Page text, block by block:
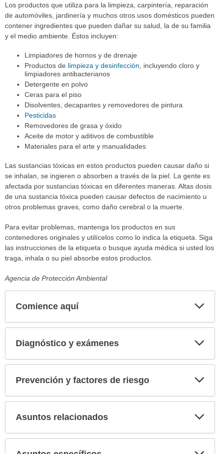
Los productos que utiliza para la limpieza, carpintería, reparación
de automóviles, jardinería y muchos otros usos domésticos pueden
contener ingredientes que pueden dañar su salud, la de su familia
y el medio ambiente. Éstos incluyen:
Limpiadores de hornos y de drenaje
Productos de limpieza y desinfección , incluyendo cloro y
limpiadores antibacterianos
Detergente en polvo
Ceras para el piso
Disolventes, decapantes y removedores de pintura
Pesticidas
Removedores de grasa y óxido
Aceite de motor y aditivos de combustible
Materiales para el arte y manualidades
Las sustancias tóxicas en estos productos pueden causar daño si
se inhalan, se ingieren o absorben a través de la piel. La gente es
afectada por sustancias tóxicas en diferentes maneras. Altas dosis
de una sustancia tóxica pueden causar defectos de nacimiento u
otros problemas graves, como daño cerebral o la muerte.
Para evitar problemas, mantenga los productos en sus
contenedores originales y utilícelos como lo indica la etiqueta. Siga
las instrucciones de la etiqueta o busque ayuda médica si usted los
traga, inhala o su piel absorbe estos productos.
Agencia de Protección Ambiental
Comience aquí
Diagnóstico y exámenes
Prevención y factores de riesgo
Asuntos relacionados